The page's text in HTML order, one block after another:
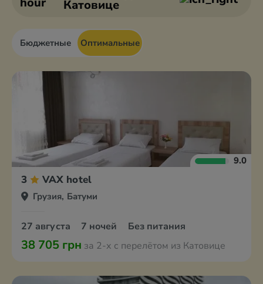
Катовице
Бюджетные Оптимальные
9.0
3 VAX hotel
Грузия, Батуми
27 августа 7 ночей Без питания
38 705 грн за 2-х с перелётом из Катовице